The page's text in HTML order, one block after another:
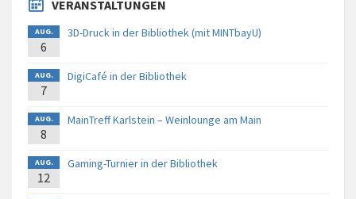
VERANSTALTUNGEN
AUG.
6
3D-Druck in der Bibliothek (mit MINTbayU)
AUG.
7
DigiCafé in der Bibliothek
AUG.
8
MainTreff Karlstein – Weinlounge am Main
AUG.
12
Gaming-Turnier in der Bibliothek